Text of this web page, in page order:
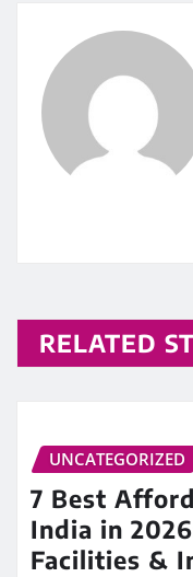
RELATED
UNCATEGORIZED
7 Best
India in
Facilities &